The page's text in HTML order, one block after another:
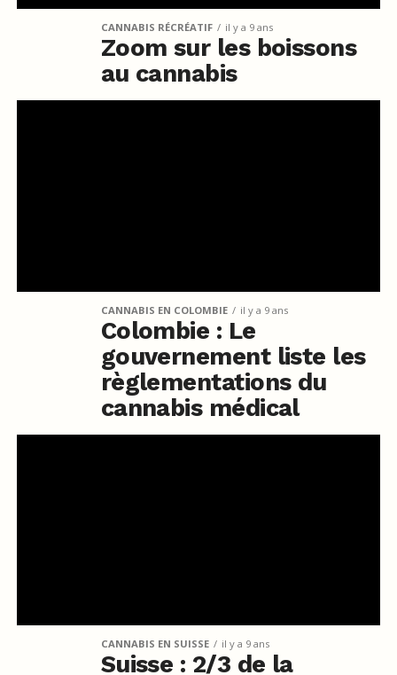
CANNABIS RÉCRÉATIF il y a 9 ans
Zoom sur les boissons
au cannabis
CANNABIS EN COLOMBIE il y a 9 ans
Colombie : Le
gouvernement liste les
règlementations du
cannabis médical
CANNABIS EN SUISSE il y a 9 ans
Suisse : 2/3 de la